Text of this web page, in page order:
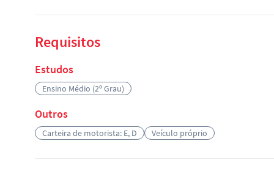
Requisitos
Estudos
Ensino Médio (2º Grau)
Outros
Carteira de motorista: E, D Veículo próprio